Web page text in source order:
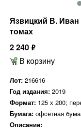
Язвицкий В. Иван
томах
2 240 ф
В корзину
Лот: 216616
Год издания: 2019
Формат: 125 х 200;
Бумага: офсетная
Описание: